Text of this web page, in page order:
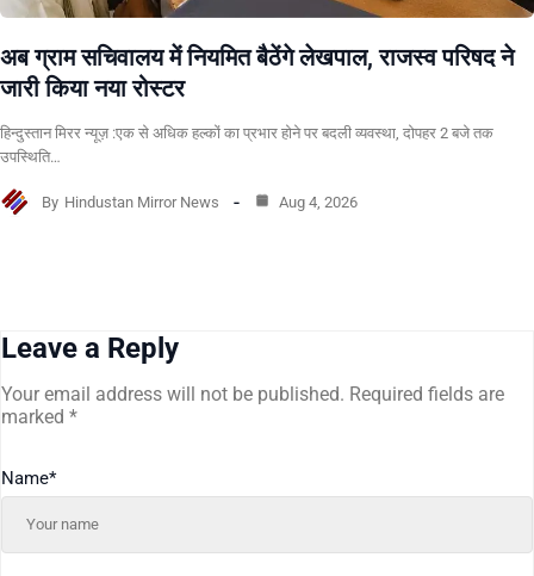
अब ग्राम सचिवालय में नियमित बैठेंगे लेखपाल, राजस्व परिषद ने
जारी किया नया रोस्टर
हिन्दुस्तान मिरर न्यूज़ :एक से अधिक हल्कों का प्रभार होने पर बदली व्यवस्था, दोपहर 2 बजे तक
उपस्थिति…
By Hindustan Mirror News Aug 4, 2026
Leave a Reply
Your email address will not be published. Required fields are
marked *
Name*